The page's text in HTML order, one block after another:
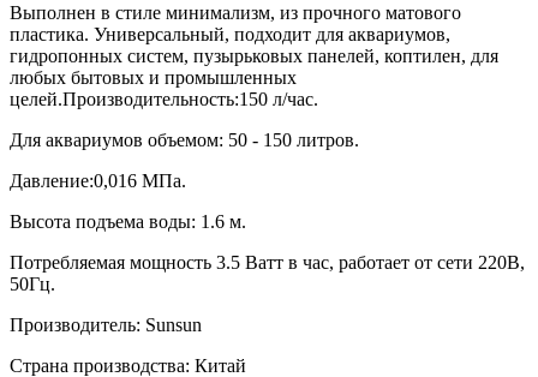
Выполнен в стиле минимализм, из прочного матового
пластика. Универсальный, подходит для аквариумов,
гидропонных систем, пузырьковых панелей, коптилен, для
любых бытовых и промышленных
целей.Производительность:150 л/час.
Для аквариумов объемом: 50 - 150 литров.
Давление:0,016 МПа.
Высота подъема воды: 1.6 м.
Потребляемая мощность 3.5 Ватт в час, работает от сети 220В,
50Гц.
Производитель: Sunsun
Страна производства: Китай